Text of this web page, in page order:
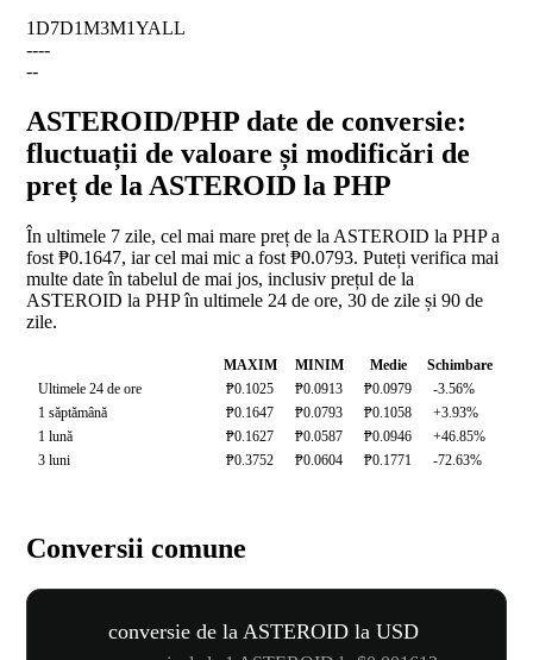
1D7D1M3M1YALL
----
--
ASTEROID/PHP date de conversie:
fluctuații de valoare și modificări de
preț de la ASTEROID la PHP
În ultimele 7 zile, cel mai mare preț de la ASTEROID la PHP a
fost ₱0.1647, iar cel mai mic a fost ₱0.0793. Puteți verifica mai
multe date în tabelul de mai jos, inclusiv prețul de la
ASTEROID la PHP în ultimele 24 de ore, 30 de zile și 90 de
zile.
MAXIM MINIM Medie
Schimbare
Ultimele 24 de ore
₱0.1025 ₱0.0913 ₱0.0979
-3.56%
1 săptămână
₱0.1647 ₱0.0793 ₱0.1058
+3.93%
1 lună
₱0.1627 ₱0.0587 ₱0.0946
+46.85%
3 luni
₱0.3752 ₱0.0604 ₱0.1771 -72.63%
Conversii comune
conversie de la ASTEROID la USD